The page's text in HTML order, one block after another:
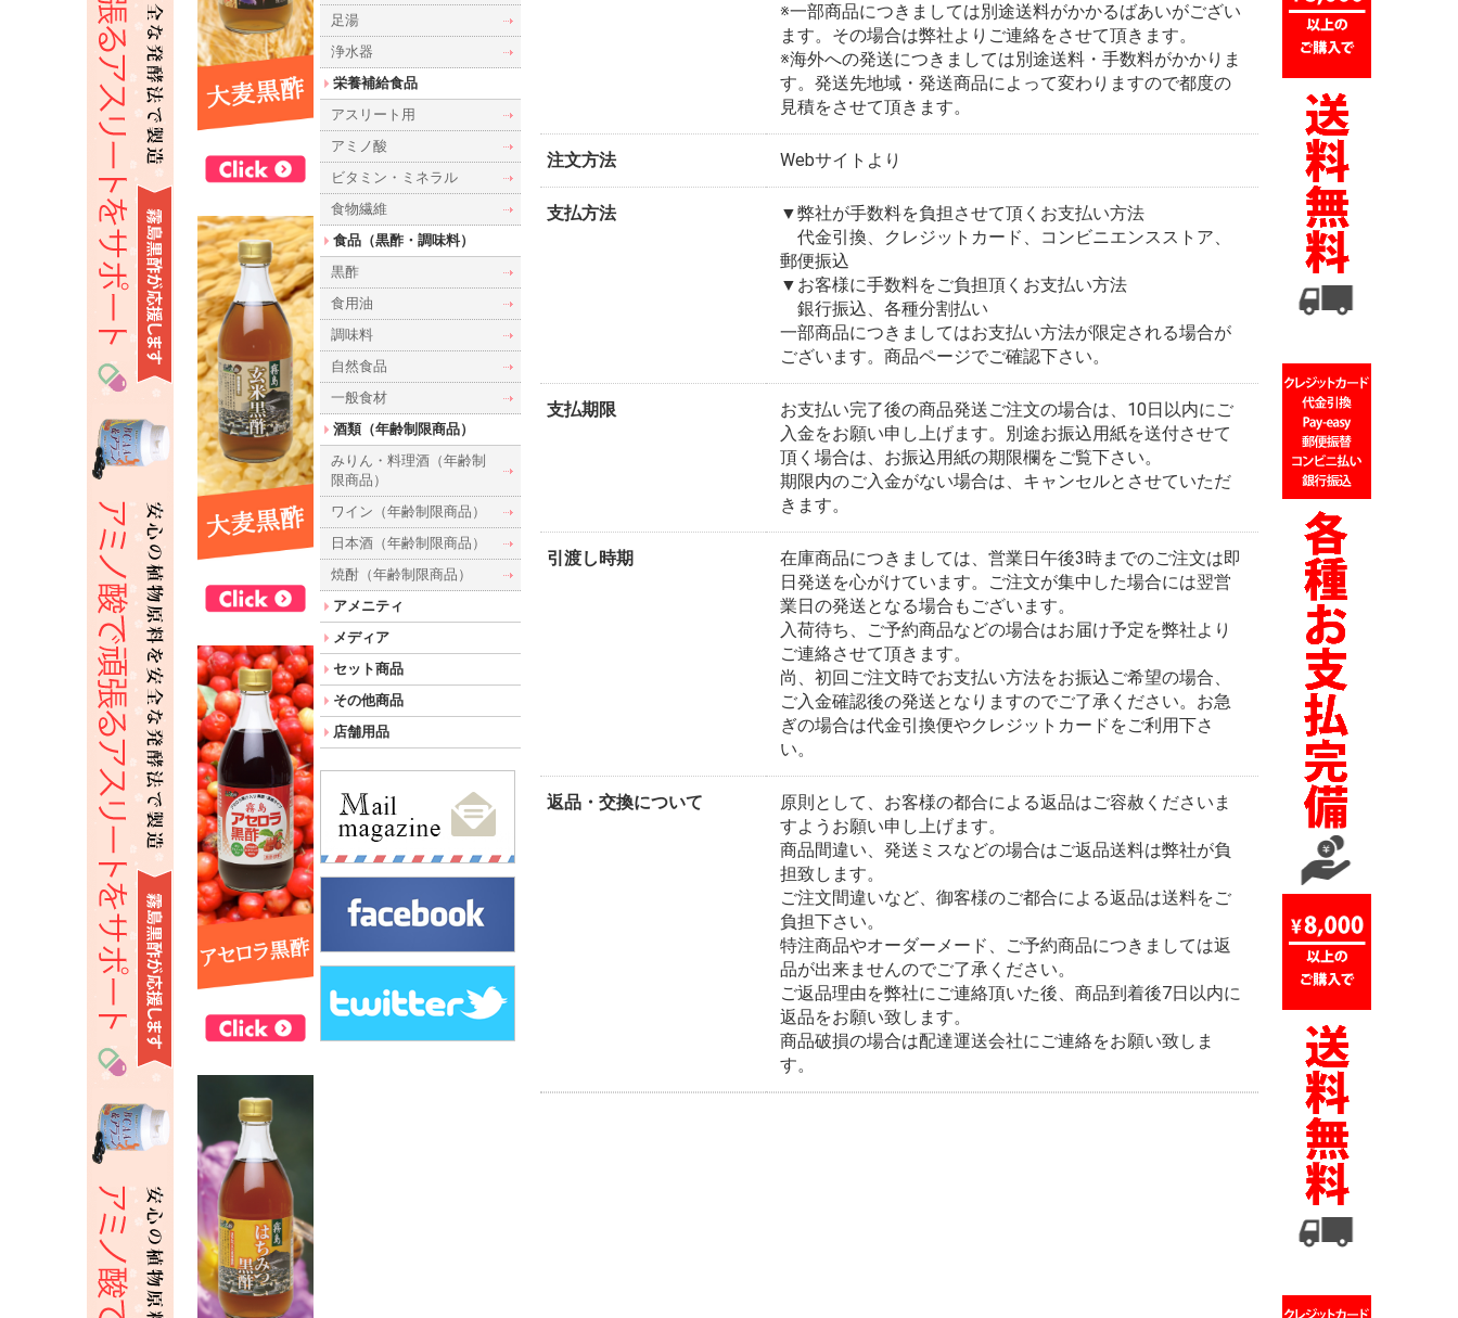
※一部商品につきましては別途送料がかかるばあいがござい
ます。その場合は弊社よりご連絡をさせて頂きます。
※海外への発送につきましては別途送料・手数料がかかりま
す。発送先地域・発送商品によって変わりますので都度の
見積をさせて頂きます。
注文方法 Webサイトより
支払方法
▼弊社が手数料を負担させて頂くお支払い方法
代金引換、クレジットカード、コンビニエンスストア、
郵便振込
▼お客様に手数料をご負担頂くお支払い方法
銀行振込、各種分割払い
一部商品につきましてはお支払い方法が限定される場合が
ございます。商品ページでご確認下さい。
支払期限
お支払い完了後の商品発送ご注文の場合は、10日以内にご
入金をお願い申し上げます。別途お振込用紙を送付させて
頂く場合は、お振込用紙の期限欄をご覧下さい。
期限内のご入金がない場合は、キャンセルとさせていただ
きます。
引渡し時期
在庫商品につきましては、営業日午後3時までのご注文は即
日発送を心がけています。ご注文が集中した場合には翌営
業日の発送となる場合もございます。
入荷待ち、ご予約商品などの場合はお届け予定を弊社より
ご連絡させて頂きます。
尚、初回ご注文時でお支払い方法をお振込ご希望の場合、
ご入金確認後の発送となりますのでご了承ください。お急
ぎの場合は代金引換便やクレジットカードをご利用下さ
い。
返品・交換について
原則として、お客様の都合による返品はご容赦くださいま
すようお願い申し上げます。
商品間違い、発送ミスなどの場合はご返品送料は弊社が負
担致します。
ご注文間違いなど、御客様のご都合による返品は送料をご
負担下さい。
特注商品やオーダーメード、ご予約商品につきましては返
品が出来ませんのでご了承ください。
ご返品理由を弊社にご連絡頂いた後、商品到着後7日以内に
返品をお願い致します。
商品破損の場合は配達運送会社にご連絡をお願い致しま
す。
足湯
浄水器
栄養補給食品
アスリート用
アミノ酸
ビタミン・ミネラル
食物繊維
食品（黒酢・調味料）
黒酢
食用油
調味料
自然食品
一般食材
酒類（年齢制限商品）
みりん・料理酒（年齢制
限商品）
ワイン（年齢制限商品）
日本酒（年齢制限商品）
焼酎（年齢制限商品）
アメニティ
メディア
セット商品
その他商品
店舗用品